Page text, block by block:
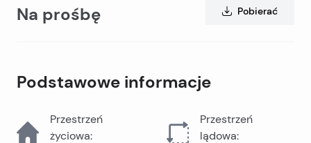
Na prośbę Pobierać
Podstawowe informacje
Przestrzeń
życiowa:
Przestrzeń
lądowa: